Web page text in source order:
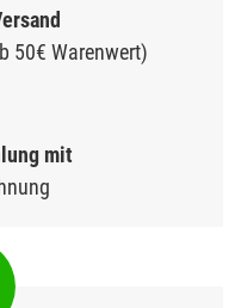
50€ Warenwert)
mit